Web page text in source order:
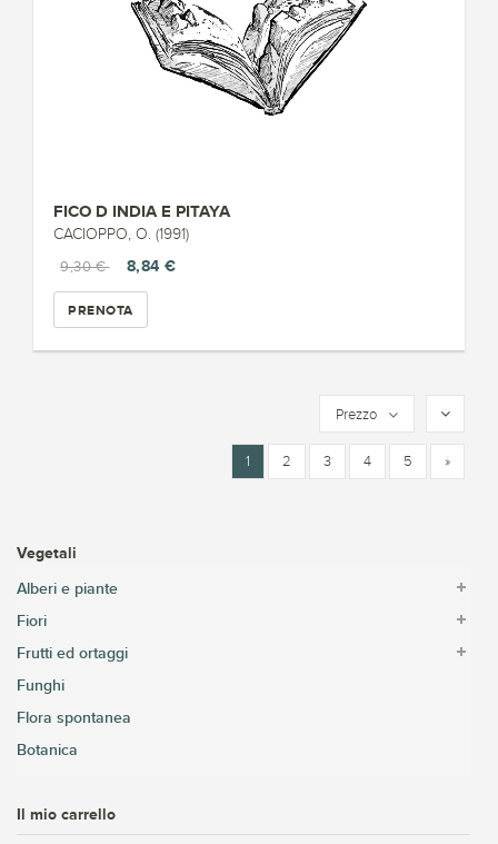
FICO D INDIA E PITAYA
CACIOPPO, O. (1991)
9,30 €
8,84 €
PRENOTA
Prezzo
1 2 3 4 5 »
Vegetali
Alberi e piante
Fiori
Frutti ed ortaggi
Funghi
Flora spontanea
Botanica
Il mio carrello